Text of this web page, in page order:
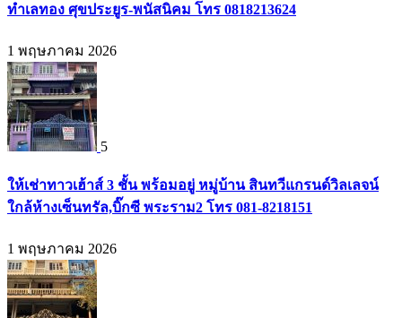
ทำเลทอง ศุขประยูร-พนัสนิคม โทร 0818213624
1 พฤษภาคม 2026
5
ให้เช่าทาวเฮ้าส์ 3 ชั้น พร้อมอยู่ หมู่บ้าน สินทวีแกรนด์วิลเลจน์
ใกล้ห้างเซ็นทรัล,บิ๊กซี พระราม2 โทร 081-8218151
1 พฤษภาคม 2026